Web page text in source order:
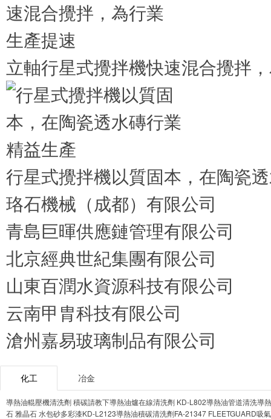
立軸行星式攪拌機快速混合攪拌
行星式攪拌機以質固本，在陶瓷
珞石機械（成都）有限公司
青島巨暉供應鏈管理有限公司
北京經典世紀集團有限公司
山東百潤水資源科技有限公司
云南甲胄科技有限公司
滄州嘉易玻璃制品有限公司
化工 冶金
導熱油輥壓機清洗劑 積碳請教下導熱油爐在線清洗劑 KD-L802導熱油管道清洗導
石 雅晶石 水包砂多彩漆KD-L2123導熱油積碳清洗劑FA-21347 FLEETGUARD吸